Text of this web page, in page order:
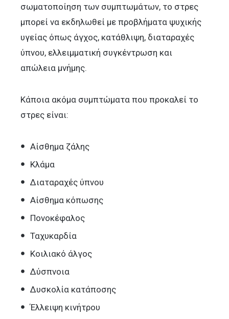
σωματοποίηση των συμπτωμάτων, το στρες
μπορεί να εκδηλωθεί με προβλήματα ψυχικής
υγείας όπως άγχος, κατάθλιψη, διαταραχές
ύπνου, ελλειμματική συγκέντρωση και
απώλεια μνήμης.
Κάποια ακόμα συμπτώματα που προκαλεί το
στρες είναι:
Αίσθημα ζάλης
Κλάμα
Διαταραχές ύπνου
Αίσθημα κόπωσης
Πονοκέφαλος
Ταχυκαρδία
Κοιλιακό άλγος
Δύσπνοια
Δυσκολία κατάποσης
Έλλειψη κινήτρου